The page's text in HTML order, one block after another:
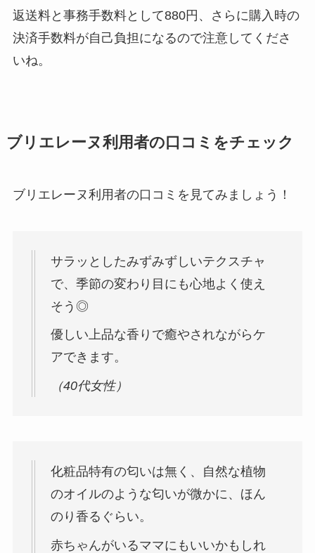
返送料と事務手数料として880円、さらに購入時の
決済手数料が自己負担になるので注意してくださ
いね。
ブリエレーヌ利用者の口コミをチェック
ブリエレーヌ利用者の口コミを見てみましょう！
サラッとしたみずみずしいテクスチャ
で、季節の変わり目にも心地よく使え
そう◎
優しい上品な香りで癒やされながらケ
アできます。
（40代女性）
化粧品特有の匂いは無く、自然な植物
のオイルのような匂いが微かに、ほん
のり香るぐらい。
赤ちゃんがいるママにもいいかもしれ